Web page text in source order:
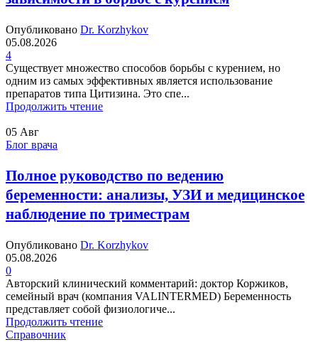
Опубликовано Dr. Korzhykov
05.08.2026
4
Существует множество способов борьбы с курением, но
одним из самых эффективных является использование
препаратов типа Цитизина. Это спе...
Продолжить чтение
05 Авг
Блог врача
Полное руководство по ведению
беременности: анализы, УЗИ и медицинское
наблюдение по триместрам
Опубликовано Dr. Korzhykov
05.08.2026
0
Авторский клинический комментарий: доктор Коржиков,
семейный врач (компания VALINTERMED) Беременность
представляет собой физиологиче...
Продолжить чтение
Справочник